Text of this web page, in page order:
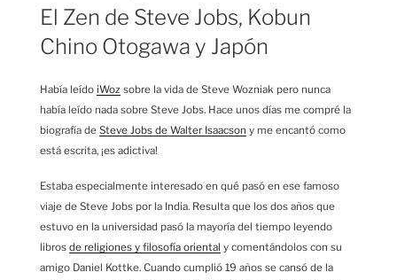
EL
El Zen de Steve Jobs, Kobun
Chino Otogawa y Japón
Había leído iWoz sobre la vida de Steve Wozniak pero nunca
había leído nada sobre Steve Jobs. Hace unos días me compré la
biografía de Steve Jobs de Walter Isaacson y me encantó como
está escrita, ¡es adictiva!
Estaba especialmente interesado en qué pasó en ese famoso
viaje de Steve Jobs por la India. Resulta que los dos años que
estuvo en la universidad pasó la mayoría del tiempo leyendo
libros de religiones y filosofía oriental y comentándolos con su
amigo Daniel Kottke. Cuando cumplió 19 años se cansó de la